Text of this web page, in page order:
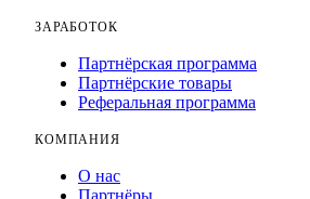
ЗАРАБОТОК
Партнёрская программа
Партнёрские товары
Реферальная программа
КОМПАНИЯ
О нас
Партнёры